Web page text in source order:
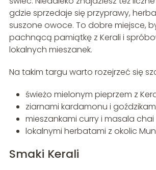
gdzie sprzedaje się przyprawy,
suszone owoce. To dobre miejsce,
pachnącą pamiątkę z Kerali i
lokalnych mieszanek.
Na takim targu warto rozejrzeć się
świeżo mielonym pieprzem z
ziarnami kardamonu i
mieszankami curry i masala chai
lokalnymi herbatami z okolic
Smaki Kerali